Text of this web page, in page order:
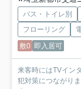
バス・トイレ別
フローリング
敷0 即入居可
来客時にはTVイン
犯対策につながり